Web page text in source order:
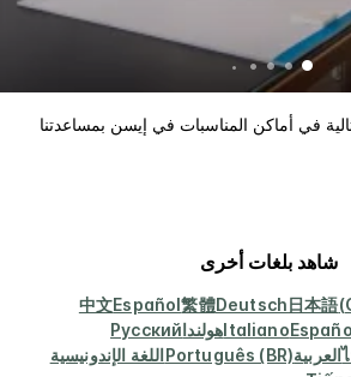
في أماكن المناسبات في إيسن بمساعدتنا
شاهد بلغات أخرى
日本語
Deutsch
繁體
Español
中文
Italiano هولندا Русский
العربيةPortuguês (BR) اللغة الإندونيسية